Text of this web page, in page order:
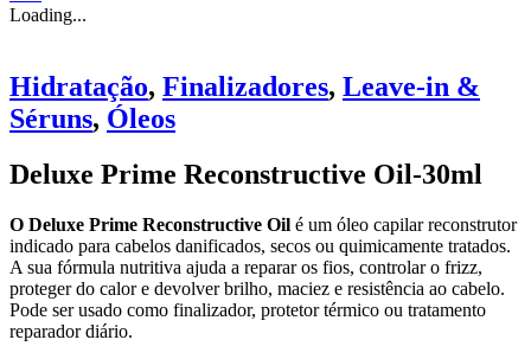
Loading...
Hidratação, Finalizadores, Leave-in &
Séruns, Óleos
Deluxe Prime Reconstructive Oil-30ml
O Deluxe Prime Reconstructive Oil é um óleo capilar reconstrutor
indicado para cabelos danificados, secos ou quimicamente tratados.
A sua fórmula nutritiva ajuda a reparar os fios, controlar o frizz,
proteger do calor e devolver brilho, maciez e resistência ao cabelo.
Pode ser usado como finalizador, protetor térmico ou tratamento
reparador diário.